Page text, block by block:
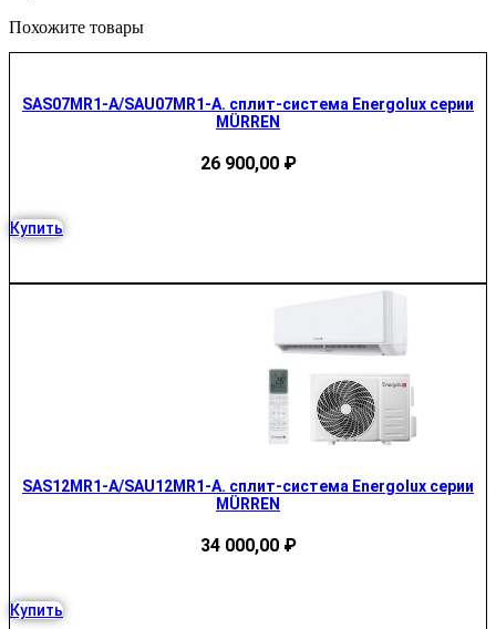
Похожите товары
SAS07MR1-A/SAU07MR1-A. сплит-система Energolux серии
MÜRREN
26 900,00 ₽
Купить
SAS12MR1-A/SAU12MR1-A. сплит-система Energolux серии
MÜRREN
34 000,00 ₽
Купить